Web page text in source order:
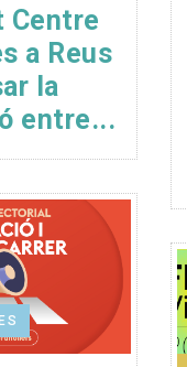
Centre
a Reus
la
entre...